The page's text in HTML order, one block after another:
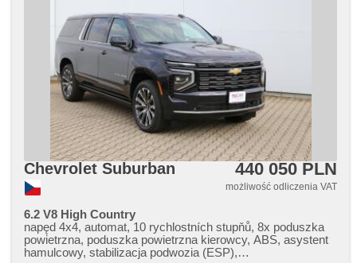
Chevrolet Suburban 440 050 PLN
możliwość odliczenia VAT
6.2 V8 High Country
napęd 4x4, automat, 10 rychlostních stupňů, 8x poduszka
powietrzna, poduszka powietrzna kierowcy, ABS, asystent
hamulcowy, stabilizacja podwozia (ESP),